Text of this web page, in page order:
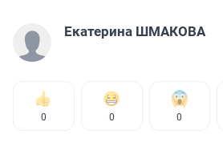
Екатерина ШМАКОВА
0 0 0